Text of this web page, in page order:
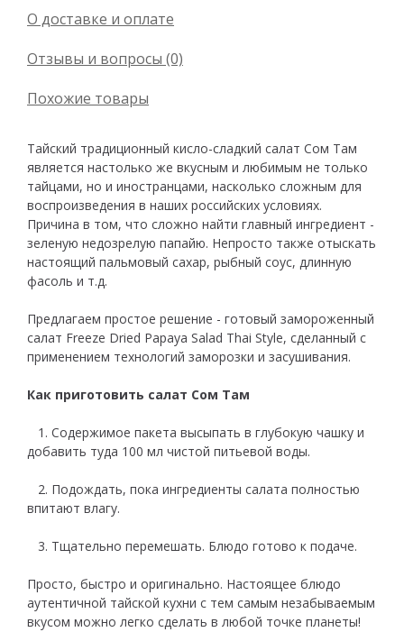
О доставке и оплате
Отзывы и вопросы (0)
Похожие товары
Тайский традиционный кисло-сладкий салат Сом Там
является настолько же вкусным и любимым не только
тайцами, но и иностранцами, насколько сложным для
воспроизведения в наших российских условиях.
Причина в том, что сложно найти главный ингредиент -
зеленую недозрелую папайю. Непросто также отыскать
настоящий пальмовый сахар, рыбный соус, длинную
фасоль и т.д.
Предлагаем простое решение - готовый замороженный
салат Freeze Dried Papaya Salad Thai Style, сделанный с
применением технологий заморозки и засушивания.
Как приготовить салат Сом Там
1. Содержимое пакета высыпать в глубокую чашку и
добавить туда 100 мл чистой питьевой воды.
2. Подождать, пока ингредиенты салата полностью
впитают влагу.
3. Тщательно перемешать. Блюдо готово к подаче.
Просто, быстро и оригинально. Настоящее блюдо
аутентичной тайской кухни с тем самым незабываемым
вкусом можно легко сделать в любой точке планеты!